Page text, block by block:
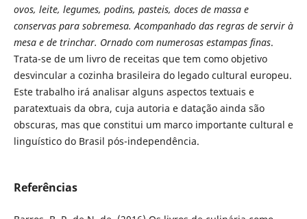
ovos, leite, legumes, podins, pasteis, doces de massa e
conservas para sobremesa. Acompanhado das regras de servir à
mesa e de trinchar. Ornado com numerosas estampas finas.
Trata-se de um livro de receitas que tem como objetivo
desvincular a cozinha brasileira do legado cultural europeu.
Este trabalho irá analisar alguns aspectos textuais e
paratextuais da obra, cuja autoria e datação ainda são
obscuras, mas que constitui um marco importante cultural e
linguístico do Brasil pós-independência.
Referências